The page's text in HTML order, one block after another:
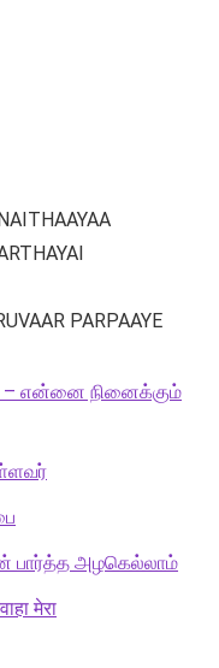
PARPAAYE
– என்னை நினைக்கும்
பார்த்த அழகெல்லாம்
मेरा